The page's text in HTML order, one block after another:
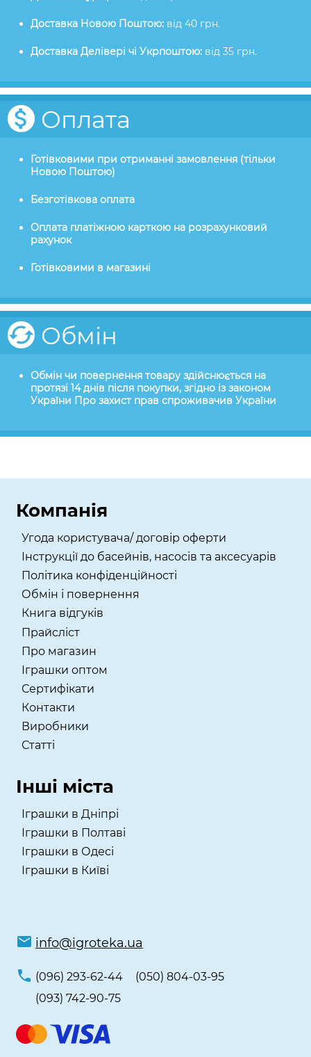
Доставка Новою Поштою: від 40 грн.
Доставка Делівері чі Укрпоштою: від 35 грн.
Оплата
Готівковими при отриманні замовлення (тільки
Новою Поштою)
Безготівкова оплата
Оплата платіжною карткою на розрахунковий
рахунок
Готівковими в магазині
Обмін
Обмін чи повернення товару здійснюється на
протязі 14 днів після покупки, згідно із законом
України Про захист прав спроживачив України
Компанія
Угода користувача/ договір оферти
Інструкції до басейнів, насосів та аксесуарів
Політика конфіденційності
Обмін і повернення
Книга відгуків
Прайсліст
Про магазин
Іграшки оптом
Сертифікати
Контакти
Виробники
Статті
Інші міста
Іграшки в Дніпрі
Іграшки в Полтаві
Іграшки в Одесі
Іграшки в Київі
info@igroteka.ua
(096) 293-62-44
(050) 804-03-95
(093) 742-90-75